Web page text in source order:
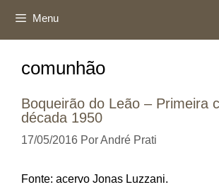
Menu
comunhão
Boqueirão do Leão – Primeira
década 1950
17/05/2016 PorAndré Prati
Fonte: acervo Jonas Luzzani.